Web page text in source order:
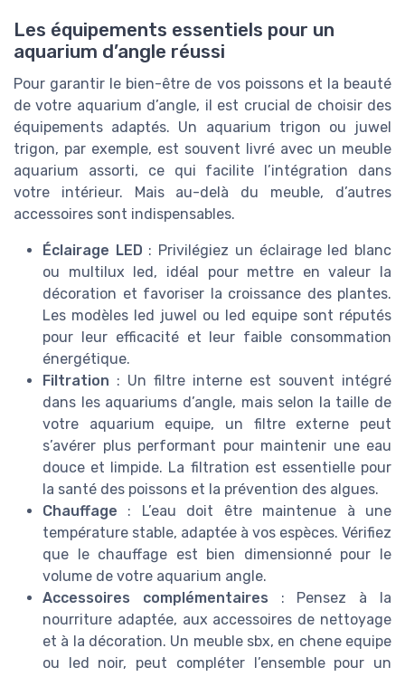
Les équipements essentiels pour un
aquarium d’angle réussi
Pour garantir le bien-être de vos poissons et la beauté
de votre aquarium d’angle, il est crucial de choisir des
équipements adaptés. Un aquarium trigon ou juwel
trigon, par exemple, est souvent livré avec un meuble
aquarium assorti, ce qui facilite l’intégration dans
votre intérieur. Mais au-delà du meuble, d’autres
accessoires sont indispensables.
Éclairage LED : Privilégiez un éclairage led blanc
ou multilux led, idéal pour mettre en valeur la
décoration et favoriser la croissance des plantes.
Les modèles led juwel ou led equipe sont réputés
pour leur efficacité et leur faible consommation
énergétique.
Filtration : Un filtre interne est souvent intégré
dans les aquariums d’angle, mais selon la taille de
votre aquarium equipe, un filtre externe peut
s’avérer plus performant pour maintenir une eau
douce et limpide. La filtration est essentielle pour
la santé des poissons et la prévention des algues.
Chauffage : L’eau doit être maintenue à une
température stable, adaptée à vos espèces. Vérifiez
que le chauffage est bien dimensionné pour le
volume de votre aquarium angle.
Accessoires complémentaires : Pensez à la
nourriture adaptée, aux accessoires de nettoyage
et à la décoration. Un meuble sbx, en chene equipe
ou led noir, peut compléter l’ensemble pour un